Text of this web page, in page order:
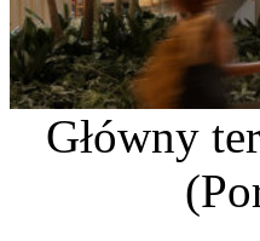
Główny